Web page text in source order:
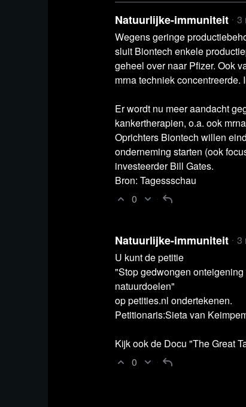
Natuurlijke-immuniteit
3
Wegens geringe
sluit Biontech enkele
geheel over naar Pfizer. Ook
mrna techniek concentreerde.
Er wordt nu meer aandacht
kankertherapien, o.a. ook
Oprichters Biontech willen
onderneming starten (ook
investeerder Bill Gates.
Bron: Tagessschau
0
Natuurlijke-immuniteit
3
U kunt de petitie
"Stop gedwongen
natuurdoelen"
op petities.nl ondertekenen.
Petitionaris:Sieta van
Kijk ook de Docu "The Great
0